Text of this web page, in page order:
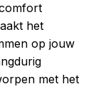
het
op jouw
met het